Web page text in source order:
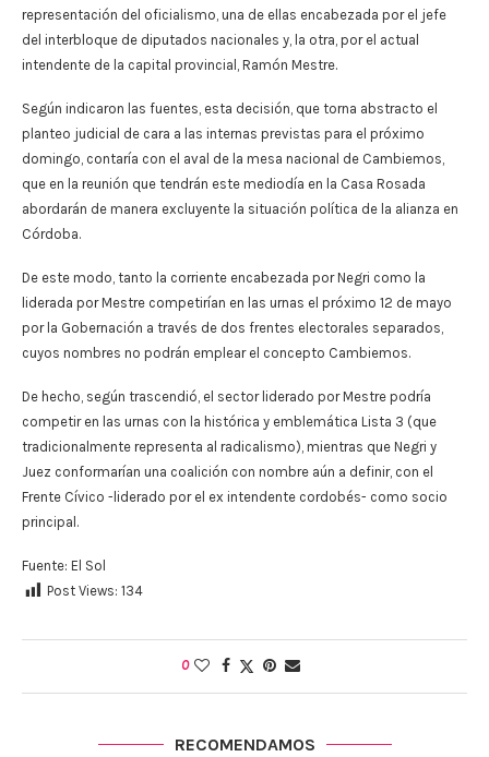
representación del oficialismo, una de ellas encabezada por el jefe
del interbloque de diputados nacionales y, la otra, por el actual
intendente de la capital provincial, Ramón Mestre.
Según indicaron las fuentes, esta decisión, que torna abstracto el
planteo judicial de cara a las internas previstas para el próximo
domingo, contaría con el aval de la mesa nacional de Cambiemos,
que en la reunión que tendrán este mediodía en la Casa Rosada
abordarán de manera excluyente la situación política de la alianza en
Córdoba.
De este modo, tanto la corriente encabezada por Negri como la
liderada por Mestre competirían en las urnas el próximo 12 de mayo
por la Gobernación a través de dos frentes electorales separados,
cuyos nombres no podrán emplear el concepto Cambiemos.
De hecho, según trascendió, el sector liderado por Mestre podría
competir en las urnas con la histórica y emblemática Lista 3 (que
tradicionalmente representa al radicalismo), mientras que Negri y
Juez conformarían una coalición con nombre aún a definir, con el
Frente Cívico -liderado por el ex intendente cordobés- como socio
principal.
Fuente: El Sol
Post Views: 134
0
RECOMENDAMOS